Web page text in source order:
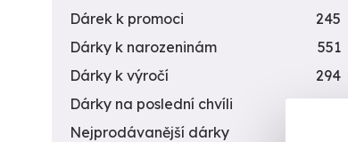
Dárek k promoci
245
Dárky k narozeninám
551
Dárky k výročí
294
Dárky na poslední chvíli
450
Nejprodávanější dárky